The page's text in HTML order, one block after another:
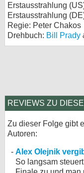
Erstausstrahlung (US
Erstausstrahlung (DE
Regie: Peter Chakos
Drehbuch: Bill Prady
REVIEWS ZU
Zu dieser Folge gibt
Autoren:
Alex Olejnik
So langsam